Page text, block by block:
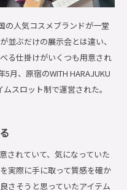
の人気コスメブランドが一堂
並ぶだけの展示会とは違い、
る仕掛けがいくつも用意され
月、原宿のWITH HARAJUKU
スロット制で運営された。
されていて、気になっていた
実際に手に取って質感を確か
さそうと思っていたアイテム